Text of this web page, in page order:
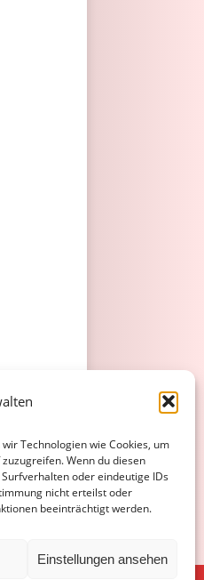
Technologien wie Cookies, um
Wenn du diesen
oder eindeutige IDs
nicht erteilst oder
beeinträchtigt werden.
Einstellungen ansehen